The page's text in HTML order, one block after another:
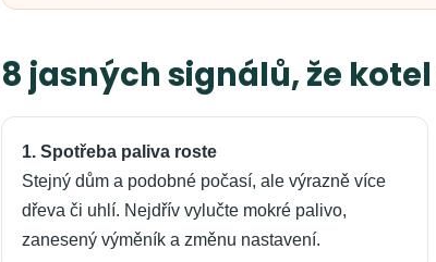
8 jasných signálů, že
1. Spotřeba paliva roste
Stejný dům a podobné počasí, ale výrazně více
dřeva či uhlí. Nejdřív vylučte mokré palivo,
zanesený výměník a změnu nastavení.